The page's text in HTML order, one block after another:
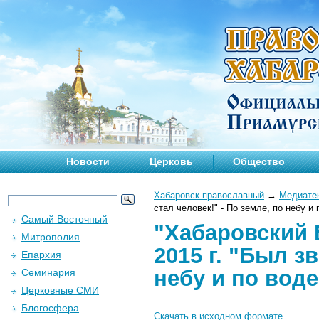
Новости Церковь Общество
Хабаровск православный →
стал человек!" - По земле, по небу и
"Хабаровский
2015 г. "Был
небу и по
Скачать в исходном формате
Самый Восточный
Митрополия
Епархия
Семинария
Церковные СМИ
Блогосфера